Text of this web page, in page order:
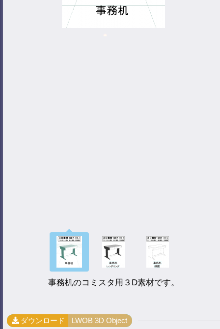
事務机のコミスタ用３D素材です。
ダウンロード LWOB 3D Object